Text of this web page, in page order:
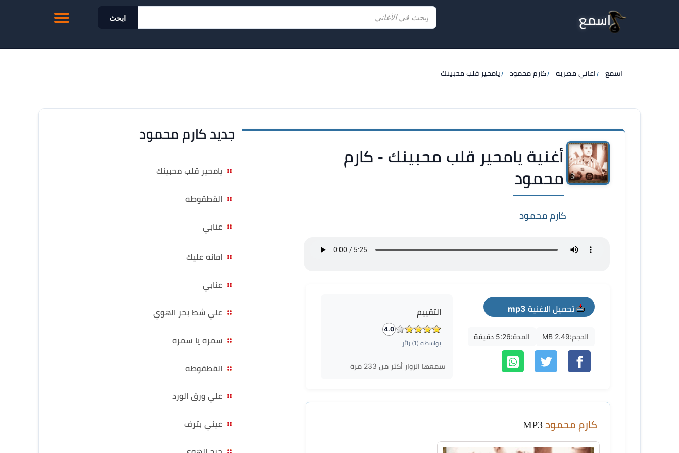
اسمع ابحث
اسمع اغاني مصريه كارم محمود يامحير قلب محبينك
أغنية يامحير قلب محبينك - كارم
محمود
كارم محمود
تحميل الاغنية mp3
الحجم:2.49 MB المدة:5:26 دقيقة
التقييم
4.0
بواسطة ( 1) زائر
سمعها الزوار أكثر من 233 مرة
كارم محمود
جديد كارم محمود
يامحير قلب محبينك
القطقوطه
عنابي
امانه عليك
عنابي
علي شط بحر الهوي
سمره يا سمره
القطقوطه
علي ورق الورد
عيني بترف